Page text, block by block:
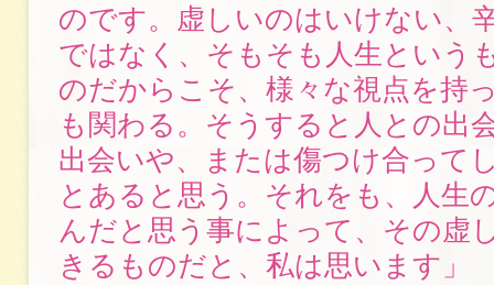
のです。虚しいのはいけない、
ではなく、そもそも人生という
のだからこそ、様々な視点を持
も関わる。そうすると人との出
出会いや、または傷つけ合って
とあると思う。それをも、人生
んだと思う事によって、その虚
きるものだと、私は思います」